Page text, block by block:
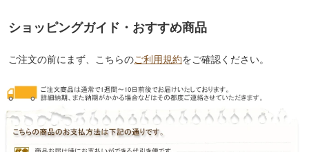
ショッピングガイド・おすすめ商品
ご注文の前にまず、こちらのご利用規約をご確認ください。